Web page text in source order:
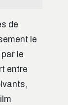
de
le
le
entre